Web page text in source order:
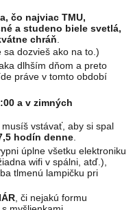
čo najviac TMU,
a studeno biele svetlá,
chráň
sa dozvieš ako na to.)
dlhším dňom a preto
práve v tomto období
a v zimných
vstávať, aby si spal
hodín denne.
úplne všetku elektroniku
wifi v spálni, atď.),
tlmenú lampičku pri
, či nejakú formu